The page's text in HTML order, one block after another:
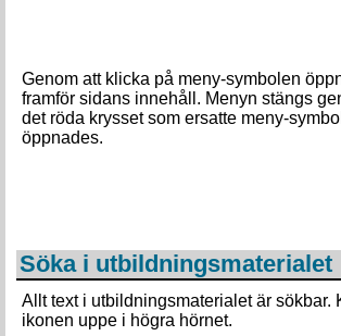
Genom att klicka på meny-symbolen
framför sidans innehåll. Menyn stängs
det röda krysset som ersatte meny-
öppnades.
Söka i utbildningsmaterialet
Allt text i utbildningsmaterialet är sökbar.
ikonen uppe i högra hörnet.